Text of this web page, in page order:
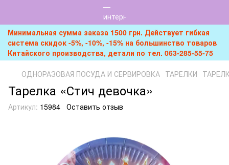
Минимальная сумма заказа 1500 грн. Действует гибкая
система скидок -5%, -10%, -15% на большинство товаров
Китайского производства, детали по тел. 063-285-55-75
ОДНОРАЗОВАЯ ПОСУДА И СЕРВИРОВКА ТАРЕЛКИ
Тарелка «Стич девочка»
Артикул: 15984 Оставить отзыв